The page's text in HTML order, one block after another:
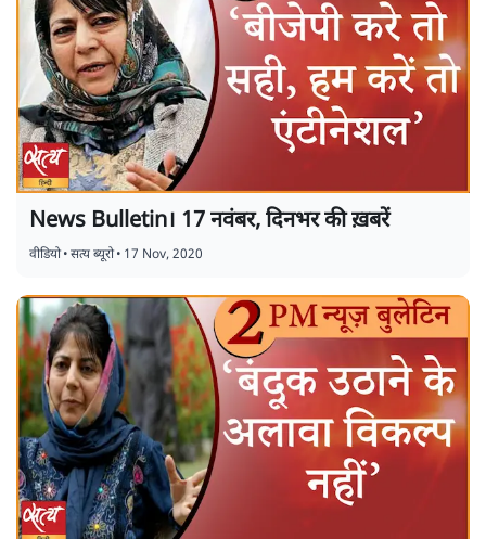
News Bulletin। 17 नवंबर, दिनभर की ख़बरें
वीडियो•सत्य ब्यूरो• 17 Nov, 2020